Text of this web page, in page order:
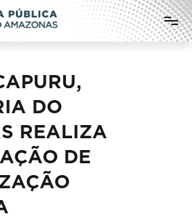
do Estado do
DO
REALIZA
DE